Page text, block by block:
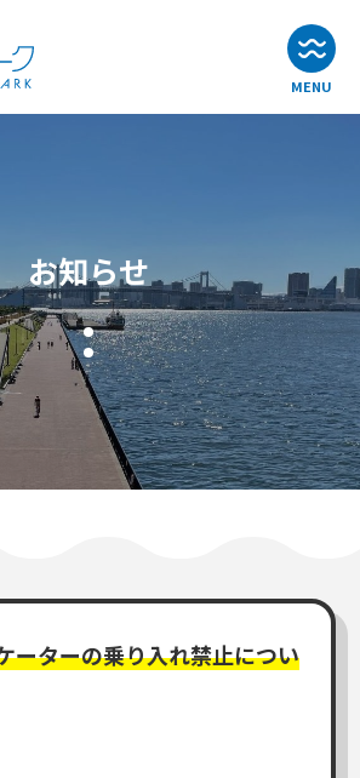
MENU
公園・施設紹介
アクセス
よくある質問
お問い合わせ
一般利用の方へ
公園利用ルール
お知らせ
ーターの乗り入れ禁止につい